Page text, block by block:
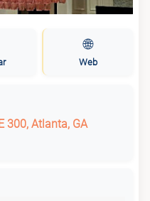
🌐
Web
300, Atlanta, GA